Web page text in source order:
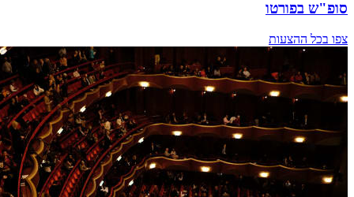
סופ"ש בפורטו
צפו בכל ההצעות